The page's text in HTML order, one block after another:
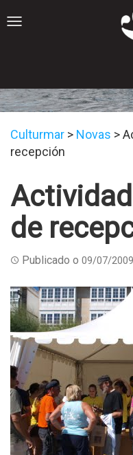
Toggle
Culturmar > Novas >
recepción
de
Publicado o 09/07/2009